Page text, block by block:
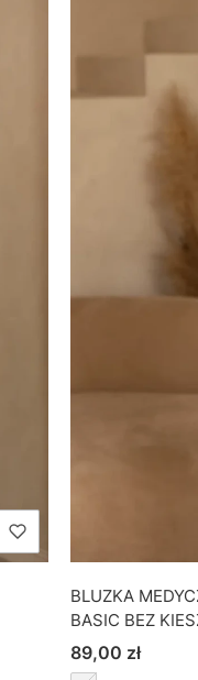
BLUZKA
BASIC BEZ
Cena
89,00 zł